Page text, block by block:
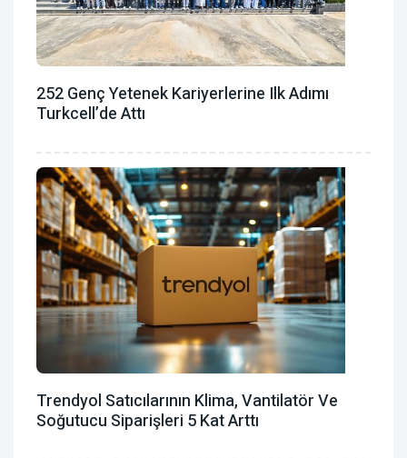
252 Genç Yetenek Kariyerlerine Ilk Adımı
Turkcell’de Attı
Trendyol Satıcılarının Klima, Vantilatör ‎ve
Soğutucu Siparişleri 5 Kat Arttı